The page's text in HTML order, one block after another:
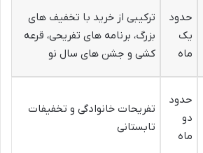
حدود
یک
ماه
ترکیبی از خرید با تخفیف های
بزرگ، برنامه های تفریحی، قرعه
کشی و جشن های سال نو
حدود
دو
ماه
تفریحات خانوادگی و تخفیفات
تابستانی